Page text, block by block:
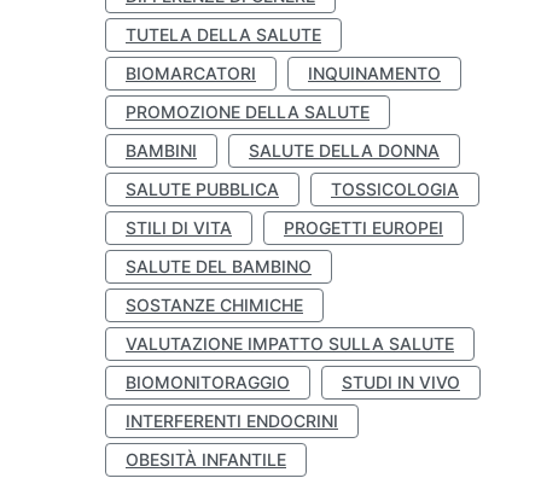
TUTELA DELLA SALUTE
BIOMARCATORI
INQUINAMENTO
PROMOZIONE DELLA SALUTE
BAMBINI
SALUTE DELLA DONNA
SALUTE PUBBLICA
TOSSICOLOGIA
STILI DI VITA
PROGETTI EUROPEI
SALUTE DEL BAMBINO
SOSTANZE CHIMICHE
VALUTAZIONE IMPATTO SULLA SALUTE
BIOMONITORAGGIO
STUDI IN VIVO
INTERFERENTI ENDOCRINI
OBESITÀ INFANTILE